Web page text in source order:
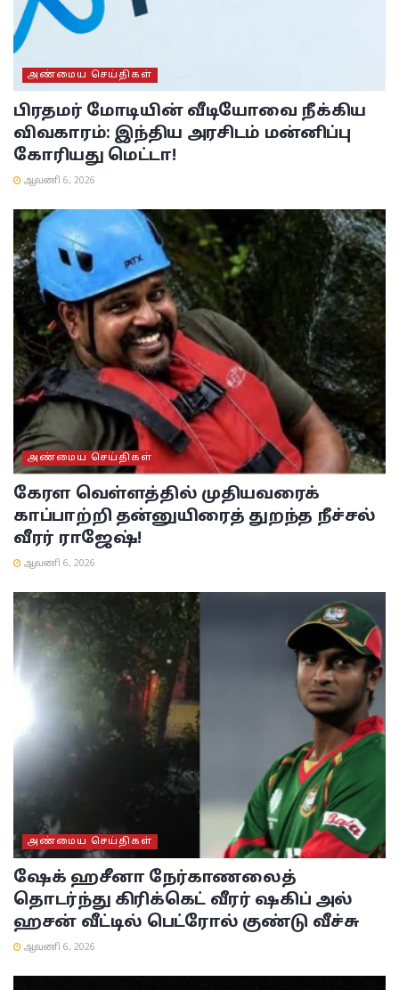
அண்மைய செய்திகள்
பிரதமர் மோடியின் வீடியோவை நீக்கிய
விவகாரம்: இந்திய அரசிடம் மன்னிப்பு
கோரியது மெட்டா!
ஆவணி 6, 2026
அண்மைய செய்திகள்
கேரள வெள்ளத்தில் முதியவரைக்
காப்பாற்றி தன்னுயிரைத் துறந்த நீச்சல்
வீரர் ராஜேஷ்!
ஆவணி 6, 2026
அண்மைய செய்திகள்
ஷேக் ஹசீனா நேர்காணலைத்
தொடர்ந்து கிரிக்கெட் வீரர் ஷகிப் அல்
ஹசன் வீட்டில் பெட்ரோல் குண்டு வீச்சு
ஆவணி 6, 2026